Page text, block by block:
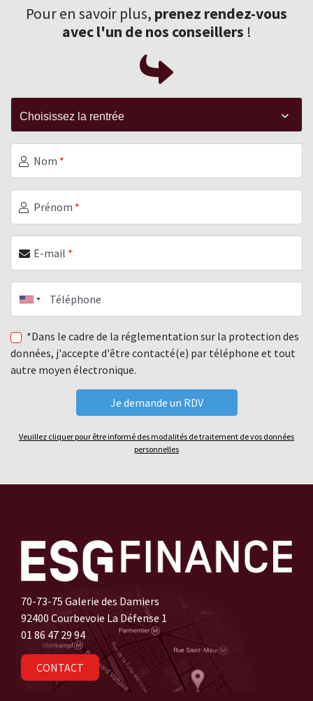
Pour en savoir plus, prenez rendez-vous
avec l'un de nos conseillers !
Nom *
Prénom *
E-mail *
Téléphone
*Dans le cadre de la réglementation sur la protection des
données, j'accepte d'être contacté(e) par téléphone et tout
autre moyen électronique.
Veuillez cliquer pour être informé des modalités de traitement de vos données
personnelles
70-73-75 Galerie des Damiers
92400 Courbevoie La Défense 1
01 86 47 29 94
CONTACT